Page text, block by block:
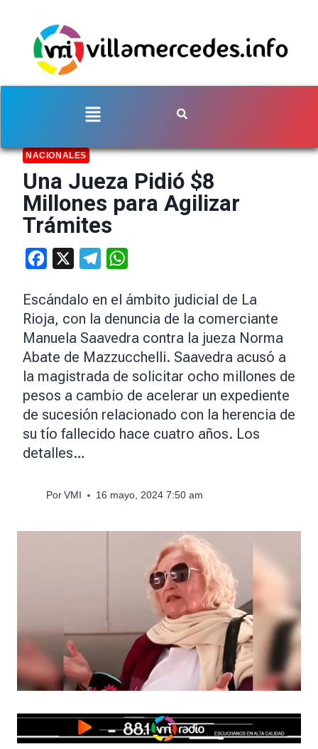
NACIONALES
Una Jueza Pidió $8
Millones para Agilizar
Trámites
Facebook Telegram
Escándalo en el ámbito judicial de La
Rioja, con la denuncia de la comerciante
Manuela Saavedra contra la jueza Norma
Abate de Mazzucchelli. Saavedra acusó a
la magistrada de solicitar ocho millones de
pesos a cambio de acelerar un expediente
de sucesión relacionado con la herencia de
su tío fallecido hace cuatro años. Los
detalles…
Por VMI 16 mayo, 2024 7:50 am